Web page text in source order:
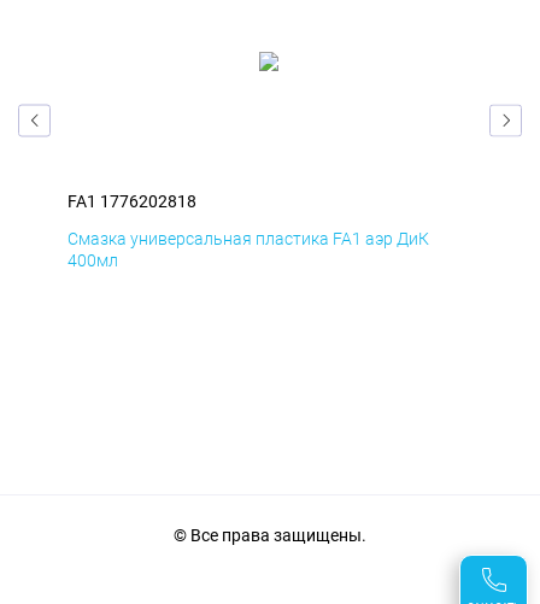
FA1 1776202818
Смазка универсальная пластика FA1 аэр ДиК
400мл
© Все права защищены.